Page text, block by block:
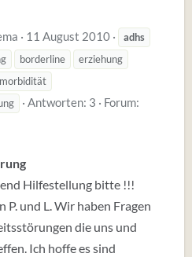
11 August 2010
adhs
borderline
erziehung
Antworten: 3
Forum:
Hilfestellung bitte !!!
P. und L. Wir haben Fragen
die uns und
Ich hoffe es sind